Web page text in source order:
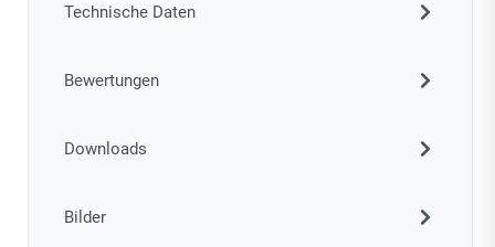
Technische Daten
Bewertungen
Downloads
Bilder